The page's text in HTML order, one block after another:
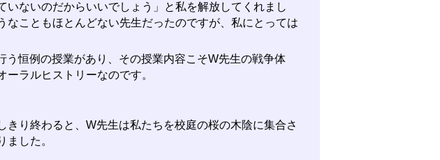
いないのだからいいでしょう」と私を解放してくれまし
なこともほとんどない先生だったのですが、私にとっては
恒例の授業があり、その授業内容こそW先生の戦争体
ラルヒストリーなのです。
り終わると、W先生は私たちを校庭の桜の木陰に集合さ
ました。